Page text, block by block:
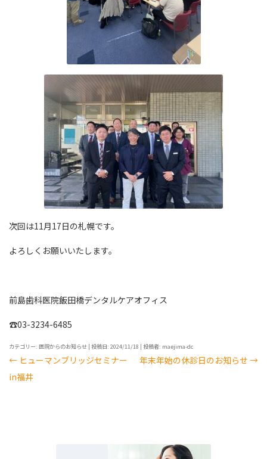
次回は11月17日の札幌です。
よろしくお願いいたします。
前島歯科医院飯田橋デンタルケアオフィス
☎03-3234-6485
カテゴリー: 医院からのお知らせ | 投稿日: 2024/11/18 | 投稿者: maejima-dc
投
稿
← ヒューマンブリッジセミナー
in福井
年末年始の休診日のお知らせ →